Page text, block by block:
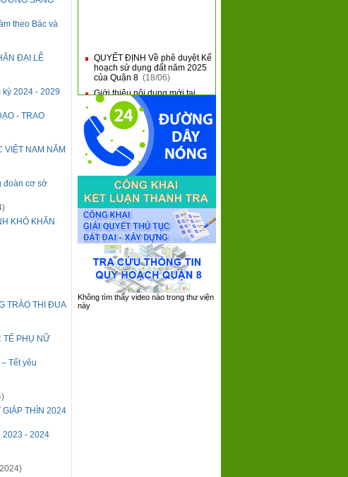
theo Bác và
ĐẠI LỄ
2024 - 2029
- TRAO
VIỆT NAM NĂM
đoàn cơ sở
KHÓ KHĂN
TRÀO THI ĐUA
TẾ PHỤ NỮ
Tết yêu
THÌN 2024
2023 - 2024
QUYẾT ĐỊNH Về phê duyệt Kế
hoạch sử dụng đất năm 2025
của Quận 8(18/06)
Giới thiệu nội dung mới tại
Thông tư 31 và Thông tư 32
của Bộ Tài Chính
■QUẬN 8 KHAI MẠC HỘI THAO
QUỐC PHÒNG NĂM 2025
(09/06)
■ QUẬN 8: SƠ KẾT 05 NĂM
THỰC HIỆN CHƯƠNG TRÌNH
TỔNG THỂ CẢI CÁCH HÀNH
CHÍNH NHÀ NƯỚC GIAI
ĐOẠN 2021 - 2030(08/06)
■QUẬN 8 TIẾP XÚC, ĐỐI
THOẠI VỚI DOANH NGHIỆP
TRÊN ĐỊA BÀN NĂM 2025
(05/06)
Không tìm thấy video nào trong thư viện
này